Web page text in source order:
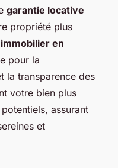
garantie locative
propriété plus
en
pour la
la transparence des
votre bien plus
assurant
et